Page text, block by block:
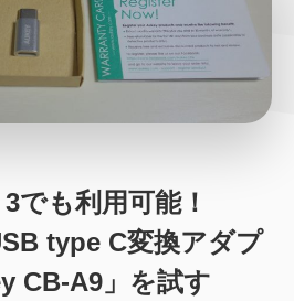
PC関連 カメラ ウェアラ
周辺機器
でも利用可能！
type C変換アダプ
CB-A9」を試す